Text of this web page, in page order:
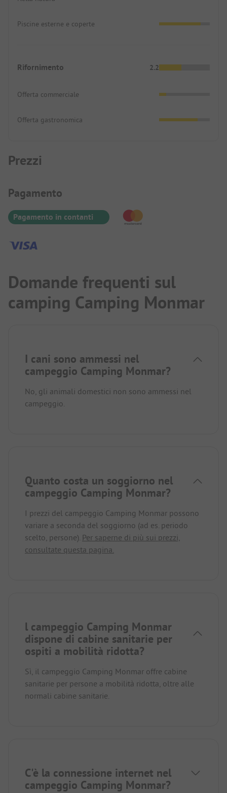
Piscine esterne e coperte
Rifornimento 2.2
Offerta commerciale
Offerta gastronomica
Prezzi
Informazioni sul pagamento
Pagamento
Pagamento in contanti
Domande frequenti sul
camping Camping Monmar
I cani sono ammessi nel
campeggio Camping Monmar?
No, gli animali domestici non sono ammessi nel
campeggio.
Quanto costa un soggiorno nel
campeggio Camping Monmar?
I prezzi del campeggio Camping Monmar possono
variare a seconda del soggiorno (ad es. periodo
scelto, persone). Per saperne di più sui prezzi,
consultate questa pagina.
l campeggio Camping Monmar
dispone di cabine sanitarie per
ospiti a mobilità ridotta?
Sì, il campeggio Camping Monmar offre cabine
sanitarie per persone a mobilità ridotta, oltre alle
normali cabine sanitarie.
C'è la connessione internet nel
campeggio Camping Monmar?